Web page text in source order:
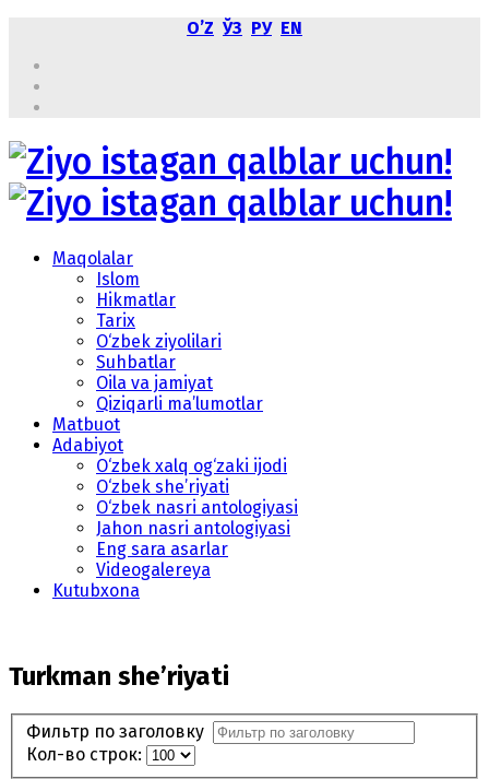
OʼZ ЎЗ РУ EN
Maqolalar
Islom
Hikmatlar
Tarix
O‘zbek ziyolilari
Suhbatlar
Oila va jamiyat
Qiziqarli ma’lumotlar
Matbuot
Adabiyot
O‘zbek xalq og‘zaki ijodi
O‘zbek she’riyati
O‘zbek nasri antologiyasi
Jahon nasri antologiyasi
Eng sara asarlar
Videogalereya
Kutubxona
Turkman she’riyati
Фильтр по заголовку
Кол-во строк: